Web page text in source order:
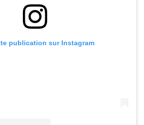
publication sur Instagram